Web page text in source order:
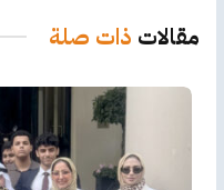
مقالات ذات صلة